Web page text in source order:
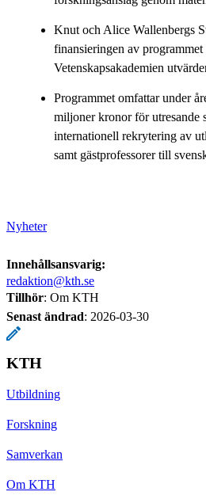
Knut och Alice Wallenbergs
finansieringen av
Vetenskapsakademien
Programmet omfattar under
miljoner kronor för utresande
internationell rekrytering av
samt gästprofessorer till
Nyheter
Innehållsansvarig:
redaktion@kth.se
Tillhör: Om KTH
Senast ändrad: 2026-03-30
KTH
Utbildning
Forskning
Samverkan
Om KTH